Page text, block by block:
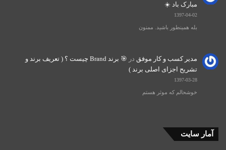
مبارک باد ☀️
1397-04-02
بله همینطور باشید. ممنون
مدیر کسب و کار موفق در
🎯 برند Brand چیست ؟ ( تعریف برند و
تشریح اجزای اصلی برند )
1397-03-28
خوشحالم که موثر هستم
آمار سایت